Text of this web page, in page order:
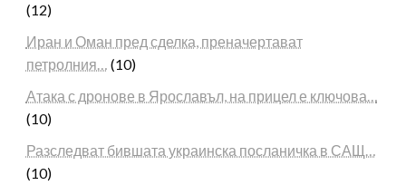
(12)
Иран и Оман пред сделка, преначертават
петролния… (10)
Атака с дронове в Ярославъл, на прицел е ключова…
(10)
Разследват бившата украинска посланичка в САЩ…
(10)